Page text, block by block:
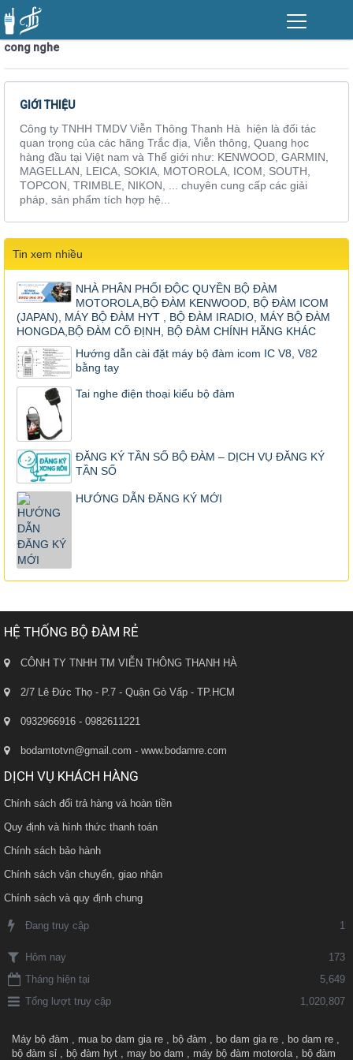
cong nghe
GIỚI THIỆU
Công ty TNHH TMDV Viễn Thông Thanh Hà hiện là đối tác
quan trọng của các hãng Trắc địa, Viễn thông, Quang học
hàng đầu tại Việt nam và Thế giới như: KENWOOD, GARMIN,
MAGELLAN, LEICA, SOKIA, MOTOROLA, ICOM, SOUTH,
TOPCON, TRIMBLE, NIKON, ... chuyên cung cấp các giải
pháp, sản phẩm tích hợp hệ...
Tin xem nhiều
NHÀ PHÂN PHỐI ĐỘC QUYỀN BỘ ĐÀM
MOTOROLA,BỘ ĐÀM KENWOOD, BỘ ĐÀM ICOM
(JAPAN), MÁY BỘ ĐÀM HYT , BỘ ĐÀM IRADIO, MÁY BỘ ĐÀM
HONGDA,BỘ ĐÀM CỐ ĐỊNH, BỘ ĐÀM CHÍNH HÃNG KHÁC
Hướng dẫn cài đặt máy bộ đàm icom IC V8, V82
bằng tay
Tai nghe điện thoại kiểu bộ đàm
ĐĂNG KÝ TẦN SỐ BỘ ĐÀM – DỊCH VỤ ĐĂNG KÝ
TẦN SỐ
HƯỚNG DẪN ĐĂNG KÝ MỚI
HỆ THỐNG BỘ ĐÀM RẺ
CÔNH TY TNHH TM VIỄN THÔNG THANH HÀ
2/7 Lê Đức Thọ - P.7 - Quận Gò Vấp - TP.HCM
0932966916 - 0982611221
bodamtotvn@gmail.com - www.bodamre.com
DỊCH VỤ KHÁCH HÀNG
Chính sách đổi trả hàng và hoàn tiền
Quy định và hình thức thanh toán
Chính sách bảo hành
Chính sách vận chuyển, giao nhận
Chính sách và quy định chung
Đang truy cập 1
Hôm nay
173
Tháng hiện tại
5,649
Tổng lượt truy cập
1,020,807
Máy bộ đàm , mua bo dam gia re , bộ đàm , bo dam gia re , bo dam re ,
bộ đàm sỉ , bộ đàm hyt , may bo dam , máy bộ đàm motorola, bộ đàm